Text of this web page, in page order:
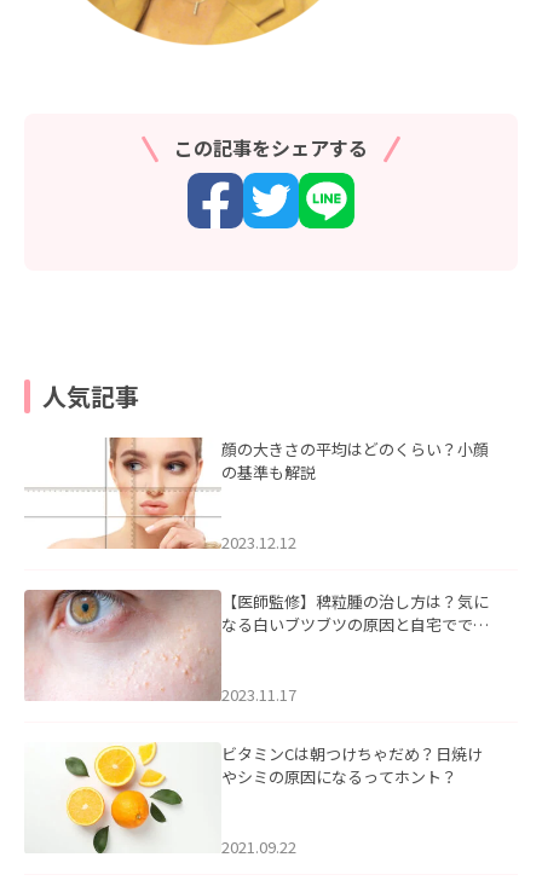
この記事をシェアする
人気記事
顔の大きさの平均はどのくらい？小顔
の基準も解説
2023.12.12
【医師監修】稗粒腫の治し方は？気に
なる白いブツブツの原因と自宅ででき
2023.11.17
ビタミンCは朝つけちゃだめ？日焼け
やシミの原因になるってホント？
2021.09.22